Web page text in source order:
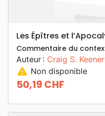
Les Épîtres et
Commentaire du
Auteur : Craig S. Keener
warning Non disponible
Prix
50,19 CHF